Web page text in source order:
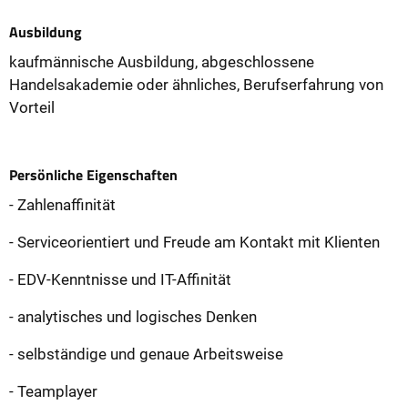
Ausbildung
kaufmännische Ausbildung, abgeschlossene
Handelsakademie oder ähnliches, Berufserfahrung von
Vorteil
Persönliche Eigenschaften
- Zahlenaffinität
- Serviceorientiert und Freude am Kontakt mit Klienten
- EDV-Kenntnisse und IT-Affinität
- analytisches und logisches Denken
- selbständige und genaue Arbeitsweise
- Teamplayer